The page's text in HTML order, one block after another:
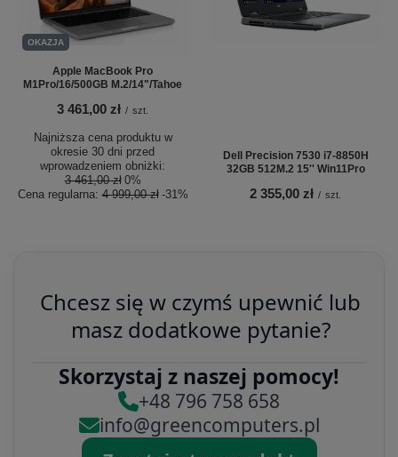
OKAZJA
Apple MacBook Pro
M1Pro/16/500GB M.2/14"/Tahoe
3 461,00 zł / szt.
Najniższa cena produktu w
okresie 30 dni przed
wprowadzeniem obniżki:
3 461,00 zł 0%
Cena regularna:4 999,00 zł -31%
Dell Precision 7530 i7-8850H
32GB 512M.2 15'' Win11Pro
2 355,00 zł / szt.
Chcesz się w czymś upewnić lub
masz dodatkowe pytanie?
Skorzystaj z naszej pomocy!
+48 796 758 658
info@greencomputers.pl